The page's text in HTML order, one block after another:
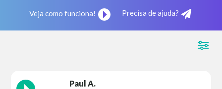
Veja como funciona! Precisa de ajuda?
Paul A.